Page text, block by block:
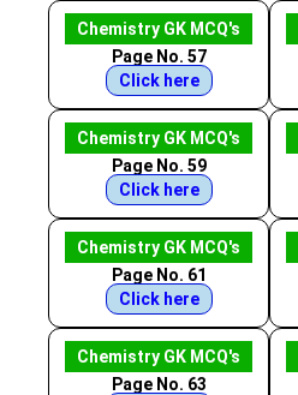
Chemistry GK MCQ's
Page No. 57
Click here
Chemistry GK MCQ's
Page No. 59
Click here
Chemistry GK MCQ's
Page No. 61
Click here
Chemistry GK MCQ's
Page No. 63